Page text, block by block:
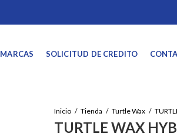
MARCAS SOLICITUD DE CREDITO
Inicio Tienda Turtle Wax
TURTLE WAX